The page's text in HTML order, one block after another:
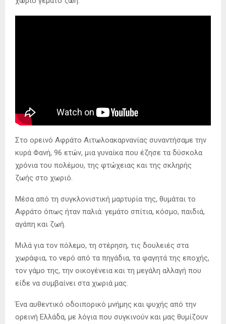
Στο ορεινό Αφράτο Αιτωλοακαρνανίας συναντήσαμε την
κυρά Φανή, 96 ετών, μια γυναίκα που έζησε τα δύσκολα
χρόνια του πολέμου, της φτώχειας και της σκληρής
ζωής στο χωριό.
Μέσα από τη συγκλονιστική μαρτυρία της, θυμάται το
Αφράτο όπως ήταν παλιά: γεμάτο σπίτια, κόσμο, παιδιά,
αγάπη και ζωή.
Μιλά για τον πόλεμο, τη στέρηση, τις δουλειές στα
χωράφια, το νερό από τα πηγάδια, τα φαγητά της εποχής,
τον γάμο της, την οικογένεια και τη μεγάλη αλλαγή που
είδε να συμβαίνει στα χωριά μας.
Ένα αυθεντικό οδοιπορικό μνήμης και ψυχής από την
ορεινή Ελλάδα, με λόγια που συγκινούν και μας θυμίζουν